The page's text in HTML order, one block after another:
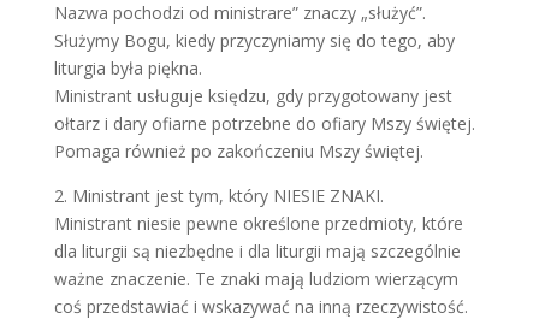
Nazwa pochodzi od ministrare” znaczy „służyć”.
Służymy Bogu, kiedy przyczyniamy się do tego, aby
liturgia była piękna.
Ministrant usługuje księdzu, gdy przygotowany jest
ołtarz i dary ofiarne potrzebne do ofiary Mszy świętej.
Pomaga również po zakończeniu Mszy świętej.
2. Ministrant jest tym, który NIESIE ZNAKI.
Ministrant niesie pewne określone przedmioty, które
dla liturgii są niezbędne i dla liturgii mają szczególnie
ważne znaczenie. Te znaki mają ludziom wierzącym
coś przedstawiać i wskazywać na inną rzeczywistość.